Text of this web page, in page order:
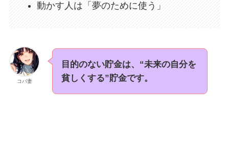
動かす人は「夢のために使う」
コバ妻
目的のない貯金は、“未来の自分を
貧しくする”貯金です。